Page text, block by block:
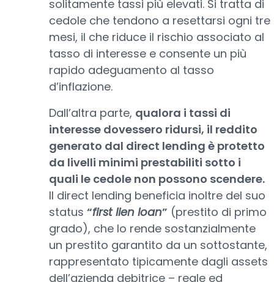
solitamente tassi più elevati. Si tratta di
cedole che tendono a resettarsi ogni tre
mesi, il che riduce il rischio associato al
tasso di interesse e consente un più
rapido adeguamento al tasso
d’inflazione.
Dall’altra parte, qualora i tassi di
interesse dovessero ridursi, il reddito
generato dal direct lending è protetto
da livelli minimi prestabiliti sotto i
quali le cedole non possono scendere.
Il direct lending beneficia inoltre del suo
status “first lien loan” (prestito di primo
grado), che lo rende sostanzialmente
un prestito garantito da un sottostante,
rappresentato tipicamente dagli assets
dell’azienda debitrice – reale ed